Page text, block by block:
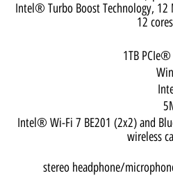
Intel® Turbo Boost Technology, 12
12
1TB
Intel® Wi-Fi 7 BE201 (2x2) and
wireless
stereo headphone/